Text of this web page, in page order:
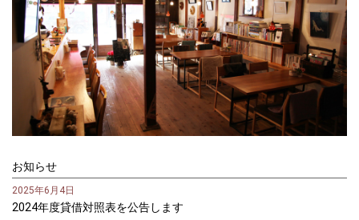
お知らせ
2025年6月4日
2024年度貸借対照表を公告します